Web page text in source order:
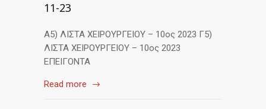
11-23
Α5) ΛΙΣΤΑ ΧΕΙΡΟΥΡΓΕΙΟΥ – 10ος 2023 Γ5)
ΛΙΣΤΑ ΧΕΙΡΟΥΡΓΕΙΟΥ – 10ος 2023
ΕΠΕΙΓΟΝΤΑ
Read more